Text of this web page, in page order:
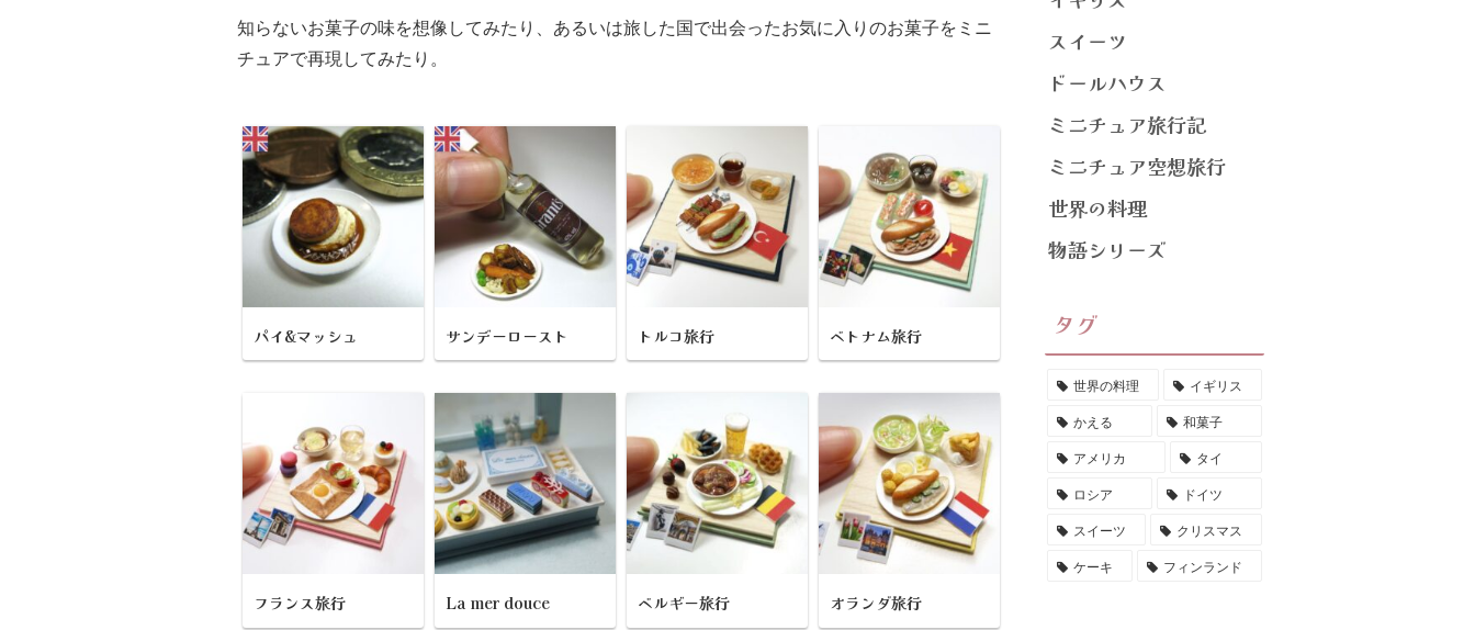
知らないお菓子の味を想像してみたり、あるいは旅した国で出会ったお気に入りのお菓子をミニ
チュアで再現してみたり。
パイ&マッシュ サンデーロースト トルコ旅行 ベトナム旅行
フランス旅行 La mer douce ベルギー旅行 オランダ旅行
スイーツ
ドールハウス
ミニチュア旅行記
ミニチュア空想旅行
世界の料理
物語シリーズ
タグ
世界の料理
イギリス
かえる
和菓子
アメリカ
タイ
ロシア
ドイツ
スイーツ
クリスマス
ケーキ
フィンランド